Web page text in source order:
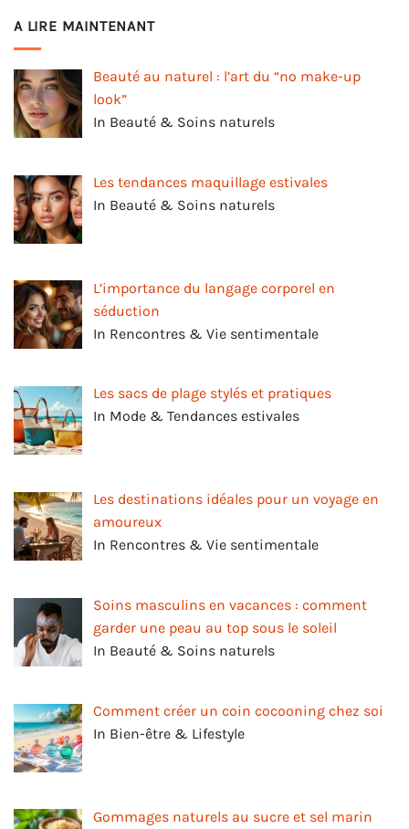
A LIRE MAINTENANT
Beauté au naturel : l’art du “no make-up
look”
In Beauté & Soins naturels
Les tendances maquillage estivales
In Beauté & Soins naturels
L’importance du langage corporel en
séduction
In Rencontres & Vie sentimentale
Les sacs de plage stylés et pratiques
In Mode & Tendances estivales
Les destinations idéales pour un voyage en
amoureux
In Rencontres & Vie sentimentale
Soins masculins en vacances : comment
garder une peau au top sous le soleil
In Beauté & Soins naturels
Comment créer un coin cocooning chez soi
In Bien-être & Lifestyle
Gommages naturels au sucre et sel marin